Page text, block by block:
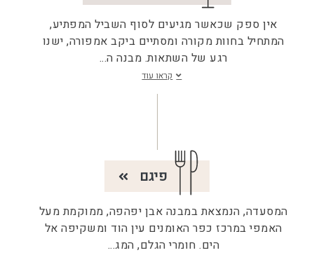
אין ספק שכאשר מגיעים לסוף השביל המפתיע,
המתחיל בחוות מקורה ומסתיים ביקב אמפורה, ישנו
רגע של השתאות. מבנה ה...
קראו עוד
פיגם
המסעדה, הנמצאת במבנה אבן יפהפה, ממוקמת מעל
האמפי במרכז כפר האומנים עין הוד ומשקיפה אל
הים. חומרי הגלם, המג...